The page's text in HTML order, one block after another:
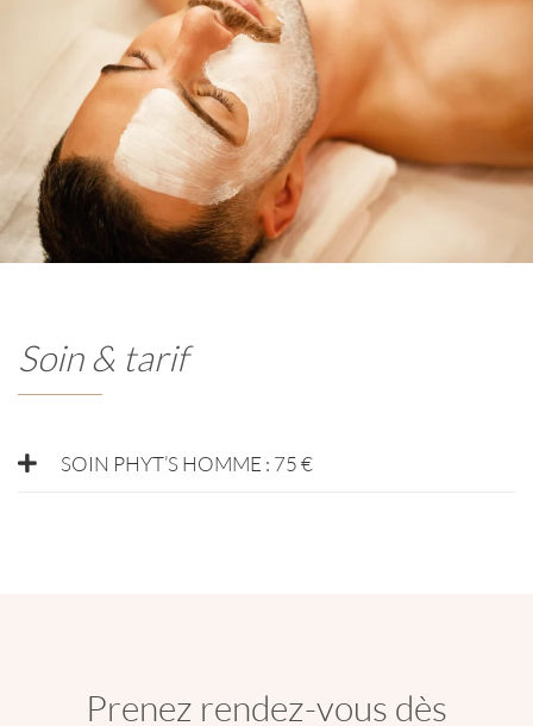
Soin & tarif
SOIN PHYT’S HOMME : 75 €
Prenez rendez-vous dès